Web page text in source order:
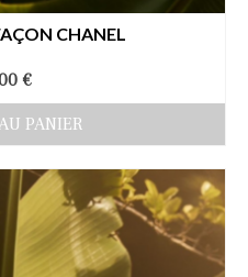
CHANEL
€
PANIER